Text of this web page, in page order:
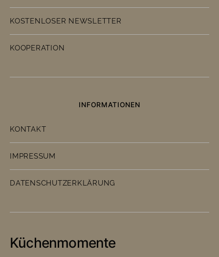
KOSTENLOSER NEWSLETTER
KOOPERATION
INFORMATIONEN
KONTAKT
IMPRESSUM
DATENSCHUTZERKLÄRUNG
Küchenmomente